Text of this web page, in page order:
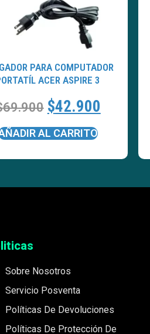
PARA COMPUTADOR
ACER ASPIRE 3
69.900 $42.900
AL CARRITO
Sobre Nosotros
Servicio Posventa
Políticas De Devoluciones
Políticas De Protección De